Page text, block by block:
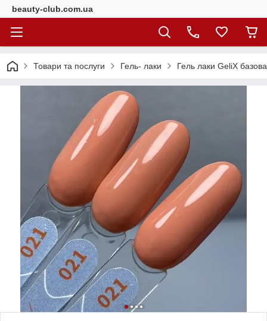
beauty-club.com.ua
Товари та послуги Гель- лаки Гель лаки GeliX